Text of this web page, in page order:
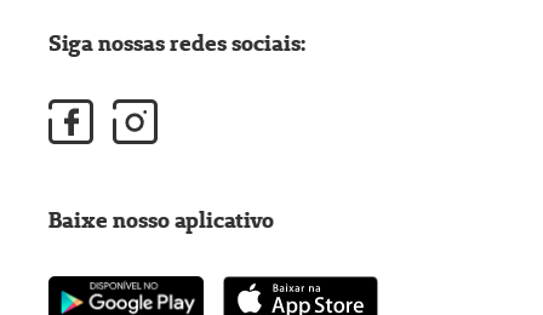
Siga nossas redes sociais:
Baixe nosso aplicativo